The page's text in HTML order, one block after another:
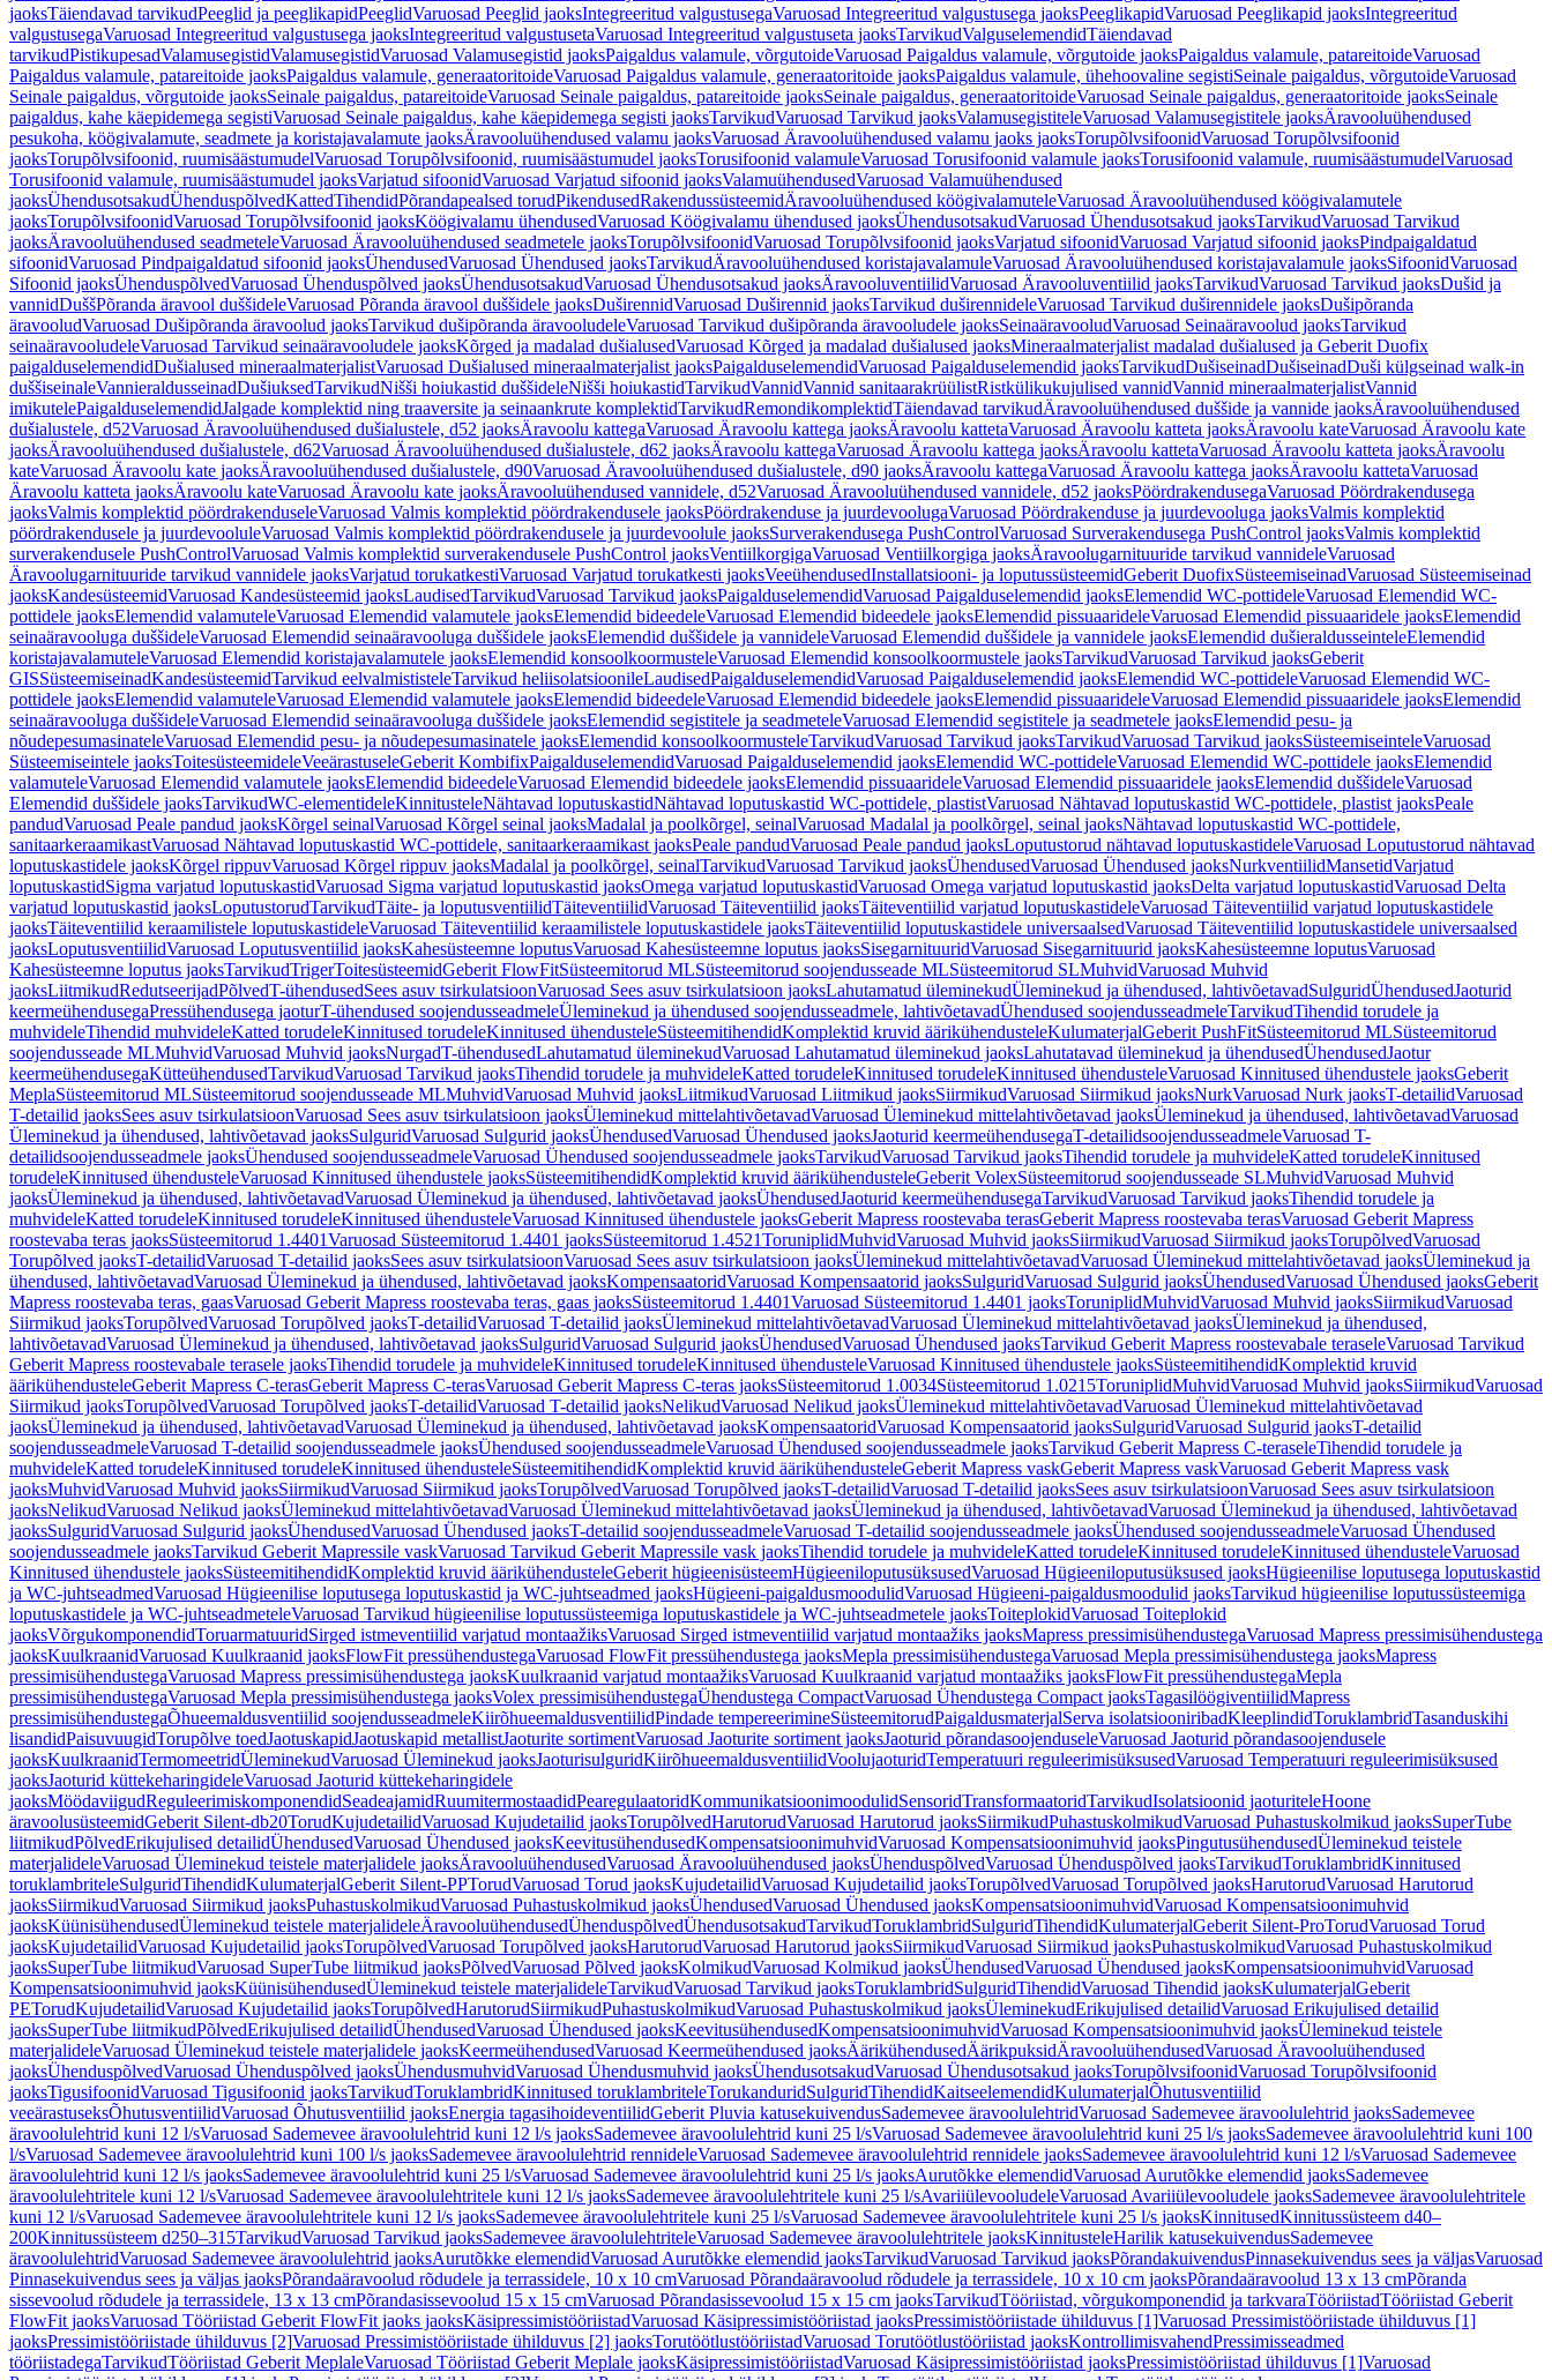
jaoksTäiendavad tarvikudPeeglid ja peeglikapidPeeglidVaruosad Peeglid jaoksIntegreeritud valgustusegaVaruosad Integreeritud valgustusega jaoksPeeglikapidVaruosad Peeglikapid jaoksIntegreeritud
valgustusegaVaruosad Integreeritud valgustusega jaoksIntegreeritud valgustusetaVaruosad Integreeritud valgustuseta jaoksTarvikudValguselemendidTäiendavad
tarvikudPistikupesadValamusegistidValamusegistidVaruosad Valamusegistid jaoksPaigaldus valamule, võrgutoideVaruosad Paigaldus valamule, võrgutoide jaoksPaigaldus valamule, patareitoideVaruosad
Paigaldus valamule, patareitoide jaoksPaigaldus valamule, generaatoritoideVaruosad Paigaldus valamule, generaatoritoide jaoksPaigaldus valamule, ühehoovaline segistiSeinale paigaldus, võrgutoideVaruosad
Seinale paigaldus, võrgutoide jaoksSeinale paigaldus, patareitoideVaruosad Seinale paigaldus, patareitoide jaoksSeinale paigaldus, generaatoritoideVaruosad Seinale paigaldus, generaatoritoide jaoksSeinale
paigaldus, kahe käepidemega segistiVaruosad Seinale paigaldus, kahe käepidemega segisti jaoksTarvikudVaruosad Tarvikud jaoksValamusegistiteleVaruosad Valamusegistitele jaoksÄravooluühendused
pesukoha, köögivalamute, seadmete ja koristajavalamute jaoksÄravooluühendused valamu jaoksVaruosad Äravooluühendused valamu jaoks jaoksTorupõlvsifoonidVaruosad Torupõlvsifoonid
jaoksTorupõlvsifoonid, ruumisäästumudelVaruosad Torupõlvsifoonid, ruumisäästumudel jaoksTorusifoonid valamuleVaruosad Torusifoonid valamule jaoksTorusifoonid valamule, ruumisäästumudelVaruosad
Torusifoonid valamule, ruumisäästumudel jaoksVarjatud sifoonidVaruosad Varjatud sifoonid jaoksValamuühendusedVaruosad Valamuühendused
jaoksÜhendusotsakudÜhenduspõlvedKattedTihendidPõrandapealsed torudPikendusedRakendussüsteemidÄravooluühendused köögivalamuteleVaruosad Äravooluühendused köögivalamutele
jaoksTorupõlvsifoonidVaruosad Torupõlvsifoonid jaoksKöögivalamu ühendusedVaruosad Köögivalamu ühendused jaoksÜhendusotsakudVaruosad Ühendusotsakud jaoksTarvikudVaruosad Tarvikud
jaoksÄravooluühendused seadmeteleVaruosad Äravooluühendused seadmetele jaoksTorupõlvsifoonidVaruosad Torupõlvsifoonid jaoksVarjatud sifoonidVaruosad Varjatud sifoonid jaoksPindpaigaldatud
sifoonidVaruosad Pindpaigaldatud sifoonid jaoksÜhendusedVaruosad Ühendused jaoksTarvikudÄravooluühendused koristajavalamuleVaruosad Äravooluühendused koristajavalamule jaoksSifoonidVaruosad
Sifoonid jaoksÜhenduspõlvedVaruosad Ühenduspõlved jaoksÜhendusotsakudVaruosad Ühendusotsakud jaoksÄravooluventiilidVaruosad Äravooluventiilid jaoksTarvikudVaruosad Tarvikud jaoksDušid ja
vannidDuššPõranda äravool duššideleVaruosad Põranda äravool duššidele jaoksDuširennidVaruosad Duširennid jaoksTarvikud duširennideleVaruosad Tarvikud duširennidele jaoksDušipõranda
äravooludVaruosad Dušipõranda äravoolud jaoksTarvikud dušipõranda äravooludeleVaruosad Tarvikud dušipõranda äravooludele jaoksSeinaäravooludVaruosad Seinaäravoolud jaoksTarvikud
seinaäravooludeleVaruosad Tarvikud seinaäravooludele jaoksKõrged ja madalad dušialusedVaruosad Kõrged ja madalad dušialused jaoksMineraalmaterjalist madalad dušialused ja Geberit Duofix
paigalduselemendidDušialused mineraalmaterjalistVaruosad Dušialused mineraalmaterjalist jaoksPaigalduselemendidVaruosad Paigalduselemendid jaoksTarvikudDušiseinadDušiseinadDuši külgseinad walk-in
duššiseinaleVannieraldusseinadDušiuksedTarvikudNišši hoiukastid duššideleNišši hoiukastidTarvikudVannidVannid sanitaarakrüülistRistkülikukujulised vannidVannid mineraalmaterjalistVannid
imikutelePaigalduselemendidJalgade komplektid ning traaversite ja seinaankrute komplektidTarvikudRemondikomplektidTäiendavad tarvikudÄravooluühendused duššide ja vannide jaoksÄravooluühendused
dušialustele, d52Varuosad Äravooluühendused dušialustele, d52 jaoksÄravoolu kattegaVaruosad Äravoolu kattega jaoksÄravoolu kattetaVaruosad Äravoolu katteta jaoksÄravoolu kateVaruosad Äravoolu kate
jaoksÄravooluühendused dušialustele, d62Varuosad Äravooluühendused dušialustele, d62 jaoksÄravoolu kattegaVaruosad Äravoolu kattega jaoksÄravoolu kattetaVaruosad Äravoolu katteta jaoksÄravoolu
kateVaruosad Äravoolu kate jaoksÄravooluühendused dušialustele, d90Varuosad Äravooluühendused dušialustele, d90 jaoksÄravoolu kattegaVaruosad Äravoolu kattega jaoksÄravoolu kattetaVaruosad
Äravoolu katteta jaoksÄravoolu kateVaruosad Äravoolu kate jaoksÄravooluühendused vannidele, d52Varuosad Äravooluühendused vannidele, d52 jaoksPöördrakendusegaVaruosad Pöördrakendusega
jaoksValmis komplektid pöördrakenduseleVaruosad Valmis komplektid pöördrakendusele jaoksPöördrakenduse ja juurdevoolugaVaruosad Pöördrakenduse ja juurdevooluga jaoksValmis komplektid
pöördrakendusele ja juurdevooluleVaruosad Valmis komplektid pöördrakendusele ja juurdevoolule jaoksSurverakendusega PushControlVaruosad Surverakendusega PushControl jaoksValmis komplektid
surverakendusele PushControlVaruosad Valmis komplektid surverakendusele PushControl jaoksVentiilkorgigaVaruosad Ventiilkorgiga jaoksÄravoolugarnituuride tarvikud vannideleVaruosad
Äravoolugarnituuride tarvikud vannidele jaoksVarjatud torukatkestiVaruosad Varjatud torukatkesti jaoksVeeühendusedInstallatsiooni- ja loputussüsteemidGeberit DuofixSüsteemiseinadVaruosad Süsteemiseinad
jaoksKandesüsteemidVaruosad Kandesüsteemid jaoksLaudisedTarvikudVaruosad Tarvikud jaoksPaigalduselemendidVaruosad Paigalduselemendid jaoksElemendid WC-pottideleVaruosad Elemendid WC-
pottidele jaoksElemendid valamuteleVaruosad Elemendid valamutele jaoksElemendid bideedeleVaruosad Elemendid bideedele jaoksElemendid pissuaarideleVaruosad Elemendid pissuaaridele jaoksElemendid
seinaäravooluga duššideleVaruosad Elemendid seinaäravooluga duššidele jaoksElemendid duššidele ja vannideleVaruosad Elemendid duššidele ja vannidele jaoksElemendid dušieraldusseinteleElemendid
koristajavalamuteleVaruosad Elemendid koristajavalamutele jaoksElemendid konsoolkoormusteleVaruosad Elemendid konsoolkoormustele jaoksTarvikudVaruosad Tarvikud jaoksGeberit
GISSüsteemiseinadKandesüsteemidTarvikud eelvalmististeleTarvikud heliisolatsioonileLaudisedPaigalduselemendidVaruosad Paigalduselemendid jaoksElemendid WC-pottideleVaruosad Elemendid WC-
pottidele jaoksElemendid valamuteleVaruosad Elemendid valamutele jaoksElemendid bideedeleVaruosad Elemendid bideedele jaoksElemendid pissuaarideleVaruosad Elemendid pissuaaridele jaoksElemendid
seinaäravooluga duššideleVaruosad Elemendid seinaäravooluga duššidele jaoksElemendid segistitele ja seadmeteleVaruosad Elemendid segistitele ja seadmetele jaoksElemendid pesu- ja
nõudepesumasinateleVaruosad Elemendid pesu- ja nõudepesumasinatele jaoksElemendid konsoolkoormusteleTarvikudVaruosad Tarvikud jaoksTarvikudVaruosad Tarvikud jaoksSüsteemiseinteleVaruosad
Süsteemiseintele jaoksToitesüsteemideleVeeärastuseleGeberit KombifixPaigalduselemendidVaruosad Paigalduselemendid jaoksElemendid WC-pottideleVaruosad Elemendid WC-pottidele jaoksElemendid
valamuteleVaruosad Elemendid valamutele jaoksElemendid bideedeleVaruosad Elemendid bideedele jaoksElemendid pissuaarideleVaruosad Elemendid pissuaaridele jaoksElemendid duššideleVaruosad
Elemendid duššidele jaoksTarvikudWC-elementideleKinnitusteleNähtavad loputuskastidNähtavad loputuskastid WC-pottidele, plastistVaruosad Nähtavad loputuskastid WC-pottidele, plastist jaoksPeale
pandudVaruosad Peale pandud jaoksKõrgel seinalVaruosad Kõrgel seinal jaoksMadalal ja poolkõrgel, seinalVaruosad Madalal ja poolkõrgel, seinal jaoksNähtavad loputuskastid WC-pottidele,
sanitaarkeraamikastVaruosad Nähtavad loputuskastid WC-pottidele, sanitaarkeraamikast jaoksPeale pandudVaruosad Peale pandud jaoksLoputustorud nähtavad loputuskastideleVaruosad Loputustorud nähtavad
loputuskastidele jaoksKõrgel rippuvVaruosad Kõrgel rippuv jaoksMadalal ja poolkõrgel, seinalTarvikudVaruosad Tarvikud jaoksÜhendusedVaruosad Ühendused jaoksNurkventiilidMansetidVarjatud
loputuskastidSigma varjatud loputuskastidVaruosad Sigma varjatud loputuskastid jaoksOmega varjatud loputuskastidVaruosad Omega varjatud loputuskastid jaoksDelta varjatud loputuskastidVaruosad Delta
varjatud loputuskastid jaoksLoputustorudTarvikudTäite- ja loputusventiilidTäiteventiilidVaruosad Täiteventiilid jaoksTäiteventiilid varjatud loputuskastideleVaruosad Täiteventiilid varjatud loputuskastidele
jaoksTäiteventiilid keraamilistele loputuskastideleVaruosad Täiteventiilid keraamilistele loputuskastidele jaoksTäiteventiilid loputuskastidele universaalsedVaruosad Täiteventiilid loputuskastidele universaalsed
jaoksLoputusventiilidVaruosad Loputusventiilid jaoksKahesüsteemne loputusVaruosad Kahesüsteemne loputus jaoksSisegarnituuridVaruosad Sisegarnituurid jaoksKahesüsteemne loputusVaruosad
Kahesüsteemne loputus jaoksTarvikudTrigerToitesüsteemidGeberit FlowFitSüsteemitorud MLSüsteemitorud soojendusseade MLSüsteemitorud SLMuhvidVaruosad Muhvid
jaoksLiitmikudRedutseerijadPõlvedT-ühendusedSees asuv tsirkulatsioonVaruosad Sees asuv tsirkulatsioon jaoksLahutamatud üleminekudÜleminekud ja ühendused, lahtivõetavadSulguridÜhendusedJaoturid
keermeühendusegaPressühendusega jaoturT-ühendused soojendusseadmeleÜleminekud ja ühendused soojendusseadmele, lahtivõetavadÜhendused soojendusseadmeleTarvikudTihendid torudele ja
muhvideleTihendid muhvideleKatted torudeleKinnitused torudeleKinnitused ühendusteleSüsteemitihendidKomplektid kruvid äärikühendusteleKulumaterjalGeberit PushFitSüsteemitorud MLSüsteemitorud
soojendusseade MLMuhvidVaruosad Muhvid jaoksNurgadT-ühendusedLahutamatud üleminekudVaruosad Lahutamatud üleminekud jaoksLahutatavad üleminekud ja ühendusedÜhendusedJaotur
keermeühendusegaKütteühendusedTarvikudVaruosad Tarvikud jaoksTihendid torudele ja muhvideleKatted torudeleKinnitused torudeleKinnitused ühendusteleVaruosad Kinnitused ühendustele jaoksGeberit
MeplaSüsteemitorud MLSüsteemitorud soojendusseade MLMuhvidVaruosad Muhvid jaoksLiitmikudVaruosad Liitmikud jaoksSiirmikudVaruosad Siirmikud jaoksNurkVaruosad Nurk jaoksT-detailidVaruosad
T-detailid jaoksSees asuv tsirkulatsioonVaruosad Sees asuv tsirkulatsioon jaoksÜleminekud mittelahtivõetavadVaruosad Üleminekud mittelahtivõetavad jaoksÜleminekud ja ühendused, lahtivõetavadVaruosad
Üleminekud ja ühendused, lahtivõetavad jaoksSulguridVaruosad Sulgurid jaoksÜhendusedVaruosad Ühendused jaoksJaoturid keermeühendusegaT-detailidsoojendusseadmeleVaruosad T-
detailidsoojendusseadmele jaoksÜhendused soojendusseadmeleVaruosad Ühendused soojendusseadmele jaoksTarvikudVaruosad Tarvikud jaoksTihendid torudele ja muhvideleKatted torudeleKinnitused
torudeleKinnitused ühendusteleVaruosad Kinnitused ühendustele jaoksSüsteemitihendidKomplektid kruvid äärikühendusteleGeberit VolexSüsteemitorud soojendusseade SLMuhvidVaruosad Muhvid
jaoksÜleminekud ja ühendused, lahtivõetavadVaruosad Üleminekud ja ühendused, lahtivõetavad jaoksÜhendusedJaoturid keermeühendusegaTarvikudVaruosad Tarvikud jaoksTihendid torudele ja
muhvideleKatted torudeleKinnitused torudeleKinnitused ühendusteleVaruosad Kinnitused ühendustele jaoksGeberit Mapress roostevaba terasGeberit Mapress roostevaba terasVaruosad Geberit Mapress
roostevaba teras jaoksSüsteemitorud 1.4401Varuosad Süsteemitorud 1.4401 jaoksSüsteemitorud 1.4521ToruniplidMuhvidVaruosad Muhvid jaoksSiirmikudVaruosad Siirmikud jaoksTorupõlvedVaruosad
Torupõlved jaoksT-detailidVaruosad T-detailid jaoksSees asuv tsirkulatsioonVaruosad Sees asuv tsirkulatsioon jaoksÜleminekud mittelahtivõetavadVaruosad Üleminekud mittelahtivõetavad jaoksÜleminekud ja
ühendused, lahtivõetavadVaruosad Üleminekud ja ühendused, lahtivõetavad jaoksKompensaatoridVaruosad Kompensaatorid jaoksSulguridVaruosad Sulgurid jaoksÜhendusedVaruosad Ühendused jaoksGeberit
Mapress roostevaba teras, gaasVaruosad Geberit Mapress roostevaba teras, gaas jaoksSüsteemitorud 1.4401Varuosad Süsteemitorud 1.4401 jaoksToruniplidMuhvidVaruosad Muhvid jaoksSiirmikudVaruosad
Siirmikud jaoksTorupõlvedVaruosad Torupõlved jaoksT-detailidVaruosad T-detailid jaoksÜleminekud mittelahtivõetavadVaruosad Üleminekud mittelahtivõetavad jaoksÜleminekud ja ühendused,
lahtivõetavadVaruosad Üleminekud ja ühendused, lahtivõetavad jaoksSulguridVaruosad Sulgurid jaoksÜhendusedVaruosad Ühendused jaoksTarvikud Geberit Mapress roostevabale teraseleVaruosad Tarvikud
Geberit Mapress roostevabale terasele jaoksTihendid torudele ja muhvideleKinnitused torudeleKinnitused ühendusteleVaruosad Kinnitused ühendustele jaoksSüsteemitihendidKomplektid kruvid
äärikühendusteleGeberit Mapress C-terasGeberit Mapress C-terasVaruosad Geberit Mapress C-teras jaoksSüsteemitorud 1.0034Süsteemitorud 1.0215ToruniplidMuhvidVaruosad Muhvid jaoksSiirmikudVaruosad
Siirmikud jaoksTorupõlvedVaruosad Torupõlved jaoksT-detailidVaruosad T-detailid jaoksNelikudVaruosad Nelikud jaoksÜleminekud mittelahtivõetavadVaruosad Üleminekud mittelahtivõetavad
jaoksÜleminekud ja ühendused, lahtivõetavadVaruosad Üleminekud ja ühendused, lahtivõetavad jaoksKompensaatoridVaruosad Kompensaatorid jaoksSulguridVaruosad Sulgurid jaoksT-detailid
soojendusseadmeleVaruosad T-detailid soojendusseadmele jaoksÜhendused soojendusseadmeleVaruosad Ühendused soojendusseadmele jaoksTarvikud Geberit Mapress C-teraseleTihendid torudele ja
muhvideleKatted torudeleKinnitused torudeleKinnitused ühendusteleSüsteemitihendidKomplektid kruvid äärikühendusteleGeberit Mapress vaskGeberit Mapress vaskVaruosad Geberit Mapress vask
jaoksMuhvidVaruosad Muhvid jaoksSiirmikudVaruosad Siirmikud jaoksTorupõlvedVaruosad Torupõlved jaoksT-detailidVaruosad T-detailid jaoksSees asuv tsirkulatsioonVaruosad Sees asuv tsirkulatsioon
jaoksNelikudVaruosad Nelikud jaoksÜleminekud mittelahtivõetavadVaruosad Üleminekud mittelahtivõetavad jaoksÜleminekud ja ühendused, lahtivõetavadVaruosad Üleminekud ja ühendused, lahtivõetavad
jaoksSulguridVaruosad Sulgurid jaoksÜhendusedVaruosad Ühendused jaoksT-detailid soojendusseadmeleVaruosad T-detailid soojendusseadmele jaoksÜhendused soojendusseadmeleVaruosad Ühendused
soojendusseadmele jaoksTarvikud Geberit Mapressile vaskVaruosad Tarvikud Geberit Mapressile vask jaoksTihendid torudele ja muhvideleKatted torudeleKinnitused torudeleKinnitused ühendusteleVaruosad
Kinnitused ühendustele jaoksSüsteemitihendidKomplektid kruvid äärikühendusteleGeberit hügieenisüsteemHügieeniloputusüksusedVaruosad Hügieeniloputusüksused jaoksHügieenilise loputusega loputuskastid
ja WC-juhtseadmedVaruosad Hügieenilise loputusega loputuskastid ja WC-juhtseadmed jaoksHügieeni-paigaldusmoodulidVaruosad Hügieeni-paigaldusmoodulid jaoksTarvikud hügieenilise loputussüsteemiga
loputuskastidele ja WC-juhtseadmeteleVaruosad Tarvikud hügieenilise loputussüsteemiga loputuskastidele ja WC-juhtseadmetele jaoksToiteplokidVaruosad Toiteplokid
jaoksVõrgukomponendidToruarmatuuridSirged istmeventiilid varjatud montaažiksVaruosad Sirged istmeventiilid varjatud montaažiks jaoksMapress pressimisühendustegaVaruosad Mapress pressimisühendustega
jaoksKuulkraanidVaruosad Kuulkraanid jaoksFlowFit pressühendustegaVaruosad FlowFit pressühendustega jaoksMepla pressimisühendustegaVaruosad Mepla pressimisühendustega jaoksMapress
pressimisühendustegaVaruosad Mapress pressimisühendustega jaoksKuulkraanid varjatud montaažiksVaruosad Kuulkraanid varjatud montaažiks jaoksFlowFit pressühendustegaMepla
pressimisühendustegaVaruosad Mepla pressimisühendustega jaoksVolex pressimisühendustegaÜhendustega CompactVaruosad Ühendustega Compact jaoksTagasilöögiventiilidMapress
pressimisühendustegaÕhueemaldusventiilid soojendusseadmeleKiirõhueemaldusventiilidPindade tempereerimineSüsteemitorudPaigaldusmaterjalServa isolatsiooniribadKleeplindidToruklambridTasanduskihi
lisandidPaisuvuugidTorupõlve toedJaotuskapidJaotuskapid metallistJaoturite sortimentVaruosad Jaoturite sortiment jaoksJaoturid põrandasoojenduseleVaruosad Jaoturid põrandasoojendusele
jaoksKuulkraanidTermomeetridÜleminekudVaruosad Üleminekud jaoksJaoturisulguridKiirõhueemaldusventiilidVoolujaoturidTemperatuuri reguleerimisüksusedVaruosad Temperatuuri reguleerimisüksused
jaoksJaoturid küttekeharingideleVaruosad Jaoturid küttekeharingidele
jaoksMöödaviigudReguleerimiskomponendidSeadeajamidRuumitermostaadidPearegulaatoridKommunikatsioonimoodulidSensoridTransformaatoridTarvikudIsolatsioonid jaoturiteleHoone
äravoolusüsteemidGeberit Silent-db20TorudKujudetailidVaruosad Kujudetailid jaoksTorupõlvedHarutorudVaruosad Harutorud jaoksSiirmikudPuhastuskolmikudVaruosad Puhastuskolmikud jaoksSuperTube
liitmikudPõlvedErikujulised detailidÜhendusedVaruosad Ühendused jaoksKeevitusühendusedKompensatsioonimuhvidVaruosad Kompensatsioonimuhvid jaoksPingutusühendusedÜleminekud teistele
materjalideleVaruosad Üleminekud teistele materjalidele jaoksÄravooluühendusedVaruosad Äravooluühendused jaoksÜhenduspõlvedVaruosad Ühenduspõlved jaoksTarvikudToruklambridKinnitused
toruklambriteleSulguridTihendidKulumaterjalGeberit Silent-PPTorudVaruosad Torud jaoksKujudetailidVaruosad Kujudetailid jaoksTorupõlvedVaruosad Torupõlved jaoksHarutorudVaruosad Harutorud
jaoksSiirmikudVaruosad Siirmikud jaoksPuhastuskolmikudVaruosad Puhastuskolmikud jaoksÜhendusedVaruosad Ühendused jaoksKompensatsioonimuhvidVaruosad Kompensatsioonimuhvid
jaoksKüünisühendusedÜleminekud teistele materjalideleÄravooluühendusedÜhenduspõlvedÜhendusotsakudTarvikudToruklambridSulguridTihendidKulumaterjalGeberit Silent-ProTorudVaruosad Torud
jaoksKujudetailidVaruosad Kujudetailid jaoksTorupõlvedVaruosad Torupõlved jaoksHarutorudVaruosad Harutorud jaoksSiirmikudVaruosad Siirmikud jaoksPuhastuskolmikudVaruosad Puhastuskolmikud
jaoksSuperTube liitmikudVaruosad SuperTube liitmikud jaoksPõlvedVaruosad Põlved jaoksKolmikudVaruosad Kolmikud jaoksÜhendusedVaruosad Ühendused jaoksKompensatsioonimuhvidVaruosad
Kompensatsioonimuhvid jaoksKüünisühendusedÜleminekud teistele materjalideleTarvikudVaruosad Tarvikud jaoksToruklambridSulguridTihendidVaruosad Tihendid jaoksKulumaterjalGeberit
PETorudKujudetailidVaruosad Kujudetailid jaoksTorupõlvedHarutorudSiirmikudPuhastuskolmikudVaruosad Puhastuskolmikud jaoksÜleminekudErikujulised detailidVaruosad Erikujulised detailid
jaoksSuperTube liitmikudPõlvedErikujulised detailidÜhendusedVaruosad Ühendused jaoksKeevitusühendusedKompensatsioonimuhvidVaruosad Kompensatsioonimuhvid jaoksÜleminekud teistele
materjalideleVaruosad Üleminekud teistele materjalidele jaoksKeermeühendusedVaruosad Keermeühendused jaoksÄärikühendusedÄärikpuksidÄravooluühendusedVaruosad Äravooluühendused
jaoksÜhenduspõlvedVaruosad Ühenduspõlved jaoksÜhendusmuhvidVaruosad Ühendusmuhvid jaoksÜhendusotsakudVaruosad Ühendusotsakud jaoksTorupõlvsifoonidVaruosad Torupõlvsifoonid
jaoksTigusifoonidVaruosad Tigusifoonid jaoksTarvikudToruklambridKinnitused toruklambriteleTorukanduridSulguridTihendidKaitseelemendidKulumaterjalÕhutusventiilid
veeärastuseksÕhutusventiilidVaruosad Õhutusventiilid jaoksEnergia tagasihoideventiilidGeberit Pluvia katusekuivendusSademevee äravoolulehtridVaruosad Sademevee äravoolulehtrid jaoksSademevee
äravoolulehtrid kuni 12 l/sVaruosad Sademevee äravoolulehtrid kuni 12 l/s jaoksSademevee äravoolulehtrid kuni 25 l/sVaruosad Sademevee äravoolulehtrid kuni 25 l/s jaoksSademevee äravoolulehtrid kuni 100
l/sVaruosad Sademevee äravoolulehtrid kuni 100 l/s jaoksSademevee äravoolulehtrid rennideleVaruosad Sademevee äravoolulehtrid rennidele jaoksSademevee äravoolulehtrid kuni 12 l/sVaruosad Sademevee
äravoolulehtrid kuni 12 l/s jaoksSademevee äravoolulehtrid kuni 25 l/sVaruosad Sademevee äravoolulehtrid kuni 25 l/s jaoksAurutõkke elemendidVaruosad Aurutõkke elemendid jaoksSademevee
äravoolulehtritele kuni 12 l/sVaruosad Sademevee äravoolulehtritele kuni 12 l/s jaoksSademevee äravoolulehtritele kuni 25 l/sAvariiülevooludeleVaruosad Avariiülevooludele jaoksSademevee äravoolulehtritele
kuni 12 l/sVaruosad Sademevee äravoolulehtritele kuni 12 l/s jaoksSademevee äravoolulehtritele kuni 25 l/sVaruosad Sademevee äravoolulehtritele kuni 25 l/s jaoksKinnitusedKinnitussüsteem d40–
200Kinnitussüsteem d250–315TarvikudVaruosad Tarvikud jaoksSademevee äravoolulehtriteleVaruosad Sademevee äravoolulehtritele jaoksKinnitusteleHarilik katusekuivendusSademevee
äravoolulehtridVaruosad Sademevee äravoolulehtrid jaoksAurutõkke elemendidVaruosad Aurutõkke elemendid jaoksTarvikudVaruosad Tarvikud jaoksPõrandakuivendusPinnasekuivendus sees ja väljasVaruosad
Pinnasekuivendus sees ja väljas jaoksPõrandaäravoolud rõdudele ja terrassidele, 10 x 10 cmVaruosad Põrandaäravoolud rõdudele ja terrassidele, 10 x 10 cm jaoksPõrandaäravoolud 13 x 13 cmPõranda
sissevoolud rõdudele ja terrassidele, 13 x 13 cmPõrandasissevoolud 15 x 15 cmVaruosad Põrandasissevoolud 15 x 15 cm jaoksTarvikudTööriistad, võrgukomponendid ja tarkvaraTööriistadTööriistad Geberit
FlowFit jaoksVaruosad Tööriistad Geberit FlowFit jaoks jaoksKäsipressimistööriistadVaruosad Käsipressimistööriistad jaoksPressimistööriistade ühilduvus [1]Varuosad Pressimistööriistade ühilduvus [1]
jaoksPressimistööriistade ühilduvus [2]Varuosad Pressimistööriistade ühilduvus [2] jaoksTorutöötlustööriistadVaruosad Torutöötlustööriistad jaoksKontrollimisvahendPressimisseadmed
tööriistadegaTarvikudTööriistad Geberit MeplaleVaruosad Tööriistad Geberit Meplale jaoksKäsipressimistööriistadVaruosad Käsipressimistööriistad jaoksPressimistööriistad ühilduvus [1]Varuosad